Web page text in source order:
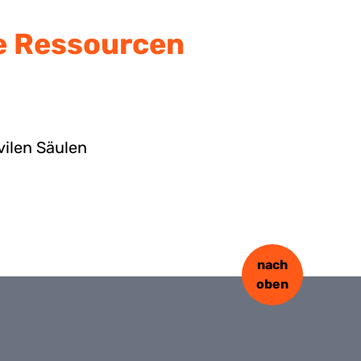
Ressourcen
Säulen
nach
oben